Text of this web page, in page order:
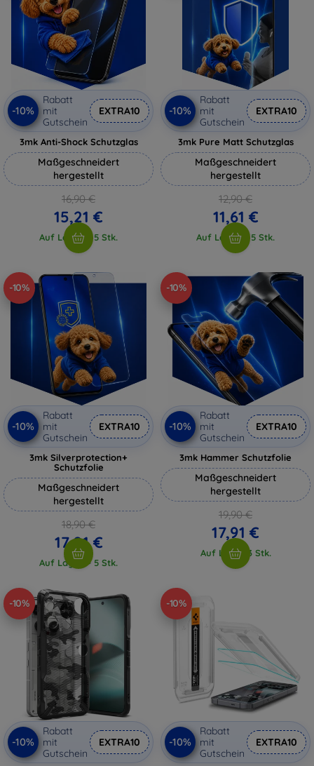
-10%
Rabatt
mit
Gutschein
EXTRA10
3mk Anti-Shock Schutzglas
Maßgeschneidert
hergestellt
16,90 €
15,21 €
Auf Lager > 5 Stk.
-10%
Rabatt
mit
Gutschein
EXTRA10
3mk Pure Matt Schutzglas
Maßgeschneidert
hergestellt
12,90 €
11,61 €
Auf Lager > 5 Stk.
-10%
-10%
Rabatt
mit
Gutschein
EXTRA10
3mk Silverprotection+
Schutzfolie
Maßgeschneidert
hergestellt
18,90 €
17,01 €
Auf Lager > 5 Stk.
-10%
-10%
Rabatt
mit
Gutschein
EXTRA10
3mk Hammer Schutzfolie
Maßgeschneidert
hergestellt
19,90 €
17,91 €
Auf Lager 3 Stk.
-10%
-10%
Rabatt
mit
Gutschein
EXTRA10
-10%
-10%
Rabatt
mit
Gutschein
EXTRA10